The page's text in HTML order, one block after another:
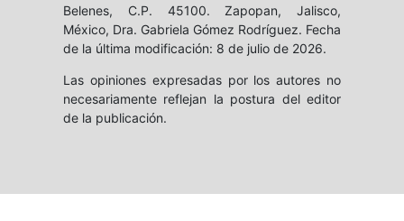
Belenes, C.P. 45100. Zapopan, Jalisco,
México, Dra. Gabriela Gómez Rodríguez. Fecha
de la última modificación: 8 de julio de 2026.
Las opiniones expresadas por los autores no
necesariamente reflejan la postura del editor
de la publicación.